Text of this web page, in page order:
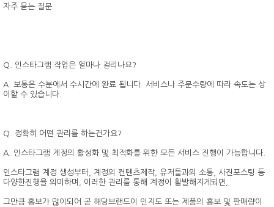
자주 묻는 질문
Q. 인스타그램 작업은 얼마나 걸리나요?
A. 보통은 수분에서 수시간에 완료 됩니다. 서비스나 주문수량에 따라 속도는 상
이할 수 있습니다.
Q. 정확히 어떤 관리를 하는건가요?
A. 인스타그램 계정의 활성화 및 최적화를 위한 모든 서비스 진행이 가능합니다.
인스타그램 계정 생성부터, 계정의 컨텐츠제작, 유저들과의 소통, 사진포스팅 등
다양한진행을 의미하며, 이러한 관리를 통해 계정이 활발해지게되면,
그만큼 홍보가 많이되어 곧 해당브랜드이 인지도 또는 제품의 홍보 및 판매량이